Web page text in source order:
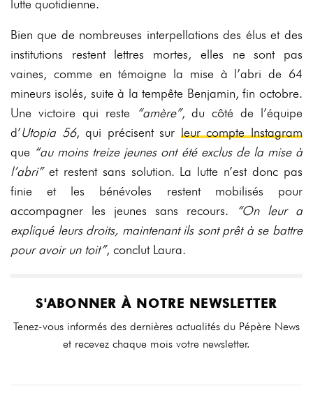
lutte quotidienne.
Bien que de nombreuses interpellations des élus et des
institutions restent lettres mortes, elles ne sont pas
vaines, comme en témoigne la mise à l’abri de 64
mineurs isolés, suite à la tempête Benjamin, fin octobre.
Une victoire qui reste
“amère”, du côté de l’équipe
d’Utopia 56, qui précisent sur leur compte Instagram
que “au moins treize jeunes ont été exclus de la mise à
l’abri”et restent sans solution. La lutte n’est donc pas
finie et les bénévoles restent mobilisés pour
accompagner les jeunes sans recours.
“On leur a
expliqué leurs droits, maintenant ils sont prêt à se battre
pour avoir un toit”, conclut Laura.
S'ABONNER À NOTRE NEWSLETTER
Tenez-vous informés des dernières actualités du Pépère News
et recevez chaque mois votre newsletter.